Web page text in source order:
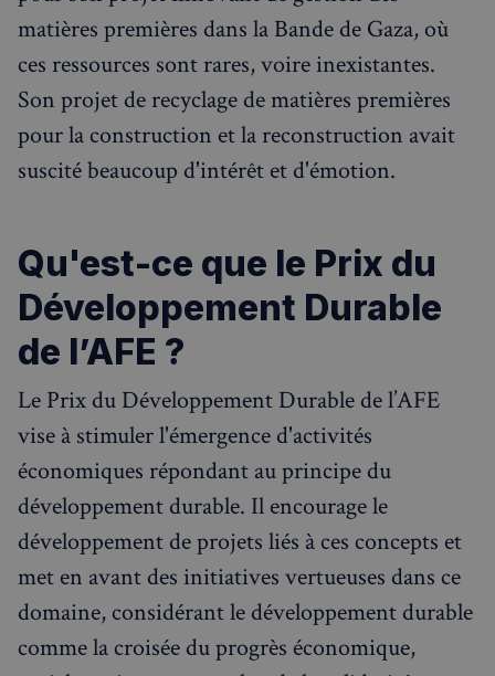
matières premières dans la Bande de Gaza, où
ces ressources sont rares, voire inexistantes.
Son projet de recyclage de matières premières
pour la construction et la reconstruction avait
suscité beaucoup d'intérêt et d'émotion.
Qu'est-ce que le Prix du
Développement Durable
de l’AFE ?
Le Prix du Développement Durable de l’AFE
vise à stimuler l'émergence d'activités
économiques répondant au principe du
développement durable. Il encourage le
développement de projets liés à ces concepts et
met en avant des initiatives vertueuses dans ce
domaine, considérant le développement durable
comme la croisée du progrès économique,